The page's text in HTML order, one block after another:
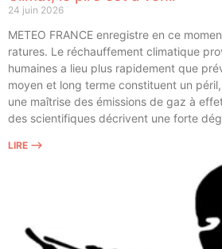
24 juin 2026
METEO FRANCE enre­gistre en ce
ra­tures. Le réchauf­fe­ment cli­ma­tique
humaines a lieu plus rapi­de­ment que
moyen et long terme consti­tuent un
une maî­trise des émis­sions de gaz à
des scien­ti­fiques décrivent une forte
LIRE ⟶